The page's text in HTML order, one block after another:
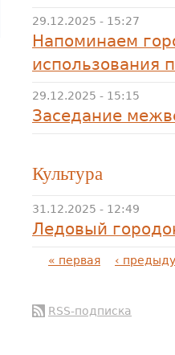
29.12.2025 - 15:27
Напоминаем
использования
29.12.2025 - 15:15
Заседание
Культура
31.12.2025 - 12:49
Ледовый
Страницы
« первая ‹
RSS-подписка